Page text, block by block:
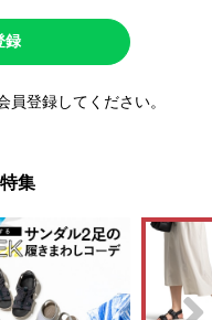
録
員登録してください。
集